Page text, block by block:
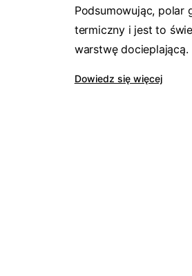
Podsumowując, polar
termiczny i jest to
warstwę docieplającą.
Dowiedz się więcej